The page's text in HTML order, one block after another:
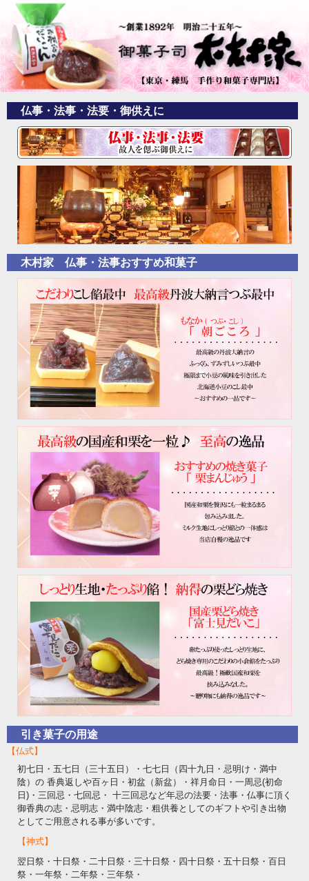
仏事・法事・法要・御供えに
木村家 仏事・法事おすすめ和菓子
引き菓子の用途
【仏式】
初七日・五七日（三十五日）・七七日（四十九日・忌明け・満中
陰）の 香典返しや百ヶ日・初盆（新盆）・祥月命日・一周忌(初命
日)・三回忌・七回忌・ 十三回忌など年忌の法要・法事・仏事に頂く
御香典の志・忌明志・満中陰志・粗供養としてのギフトや引き出物
としてご用意される事が多いです。
【神式】
翌日祭・十日祭・二十日祭・三十日祭・四十日祭・五十日祭・百日
祭・一年祭・二年祭・三年祭・